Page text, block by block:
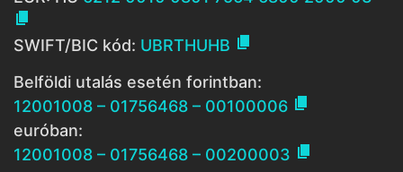

SWIFT/BIC kód: UBRTHUHB 
Belföldi utalás esetén forintban:
12001008 – 01756468 – 00100006 
euróban:
12001008 – 01756468 – 00200003 